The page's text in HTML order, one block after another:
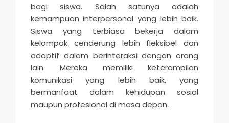
bagi siswa. Salah satunya adalah
kemampuan interpersonal yang lebih baik.
Siswa yang terbiasa bekerja dalam
kelompok cenderung lebih fleksibel dan
adaptif dalam berinteraksi dengan orang
lain. Mereka memiliki keterampilan
komunikasi yang lebih baik, yang
bermanfaat dalam kehidupan sosial
maupun profesional di masa depan.